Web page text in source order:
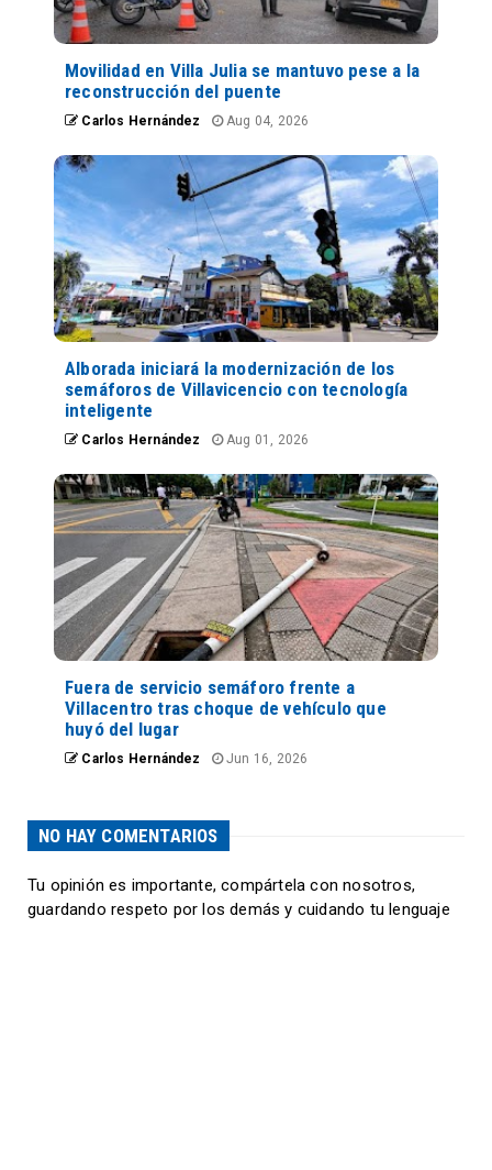
Movilidad en Villa Julia se mantuvo pese a la
reconstrucción del puente
Carlos Hernández Aug 04, 2026
Alborada iniciará la modernización de los
semáforos de Villavicencio con tecnología
inteligente
Carlos Hernández Aug 01, 2026
Fuera de servicio semáforo frente a
Villacentro tras choque de vehículo que
huyó del lugar
Carlos Hernández Jun 16, 2026
NO HAY COMENTARIOS
Tu opinión es importante, compártela con nosotros,
guardando respeto por los demás y cuidando tu lenguaje